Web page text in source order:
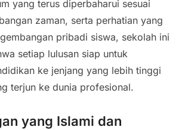
yang terus diperbaharui sesuai
zaman, serta perhatian yang
pribadi siswa, sekolah ini
setiap lulusan siap untuk
ke jenjang yang lebih tinggi
terjun ke dunia profesional.
yang Islami dan